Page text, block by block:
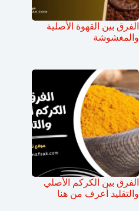
الفرق بين القهوة الأصلية
والمغشوشة
الفرق بين الكركم الأصلي
والتقليد أعرف من هنا